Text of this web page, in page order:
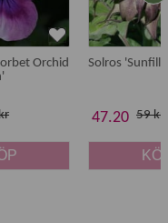
Orchid
Solros 'Sunfill
47.20 59 kr